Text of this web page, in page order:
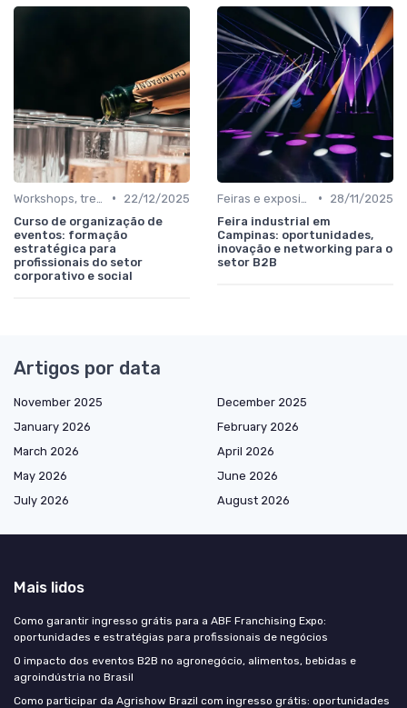
•
22/12/2025
Curso de organização de
eventos: formação
estratégica para
profissionais do setor
corporativo e social
•
28/11/2025
Feira industrial em
Campinas: oportunidades,
inovação e networking para o
setor B2B
Artigos por data
November 2025
December 2025
January 2026
February 2026
March 2026
April 2026
May 2026
June 2026
July 2026
August 2026
Mais lidos
Como garantir ingresso grátis para a ABF Franchising Expo:
oportunidades e estratégias para profissionais de negócios
O impacto dos eventos B2B no agronegócio, alimentos, bebidas e
agroindústria no Brasil
Como participar da Agrishow Brazil com ingresso grátis: oportunidades